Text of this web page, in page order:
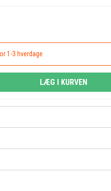
1-3 hverdage
LÆG I KURVEN